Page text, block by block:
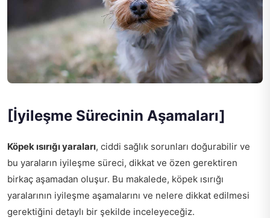
[İyileşme Sürecinin Aşamaları]
Köpek ısırığı yaraları, ciddi sağlık sorunları doğurabilir ve
bu yaraların iyileşme süreci, dikkat ve özen gerektiren
birkaç aşamadan oluşur. Bu makalede, köpek ısırığı
yaralarının iyileşme aşamalarını ve nelere dikkat edilmesi
gerektiğini detaylı bir şekilde inceleyeceğiz.